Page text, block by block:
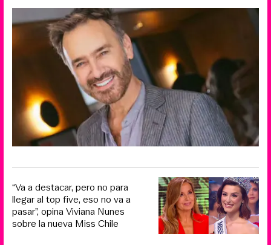
“Va a destacar, pero no para
llegar al top five, eso no va a
pasar”, opina Viviana Nunes
sobre la nueva Miss Chile